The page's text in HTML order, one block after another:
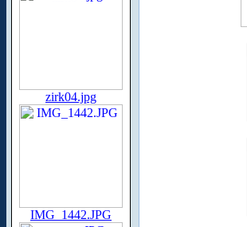
zirk04.jpg
IMG_1442.JPG